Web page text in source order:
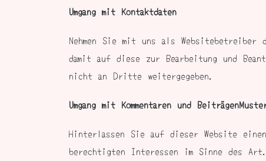
Umgang mit Kontaktdaten
Nehmen Sie mit uns als Websitebetreiber
damit auf diese zur Bearbeitung und
nicht an Dritte weitergegeben.
Umgang mit Kommentaren und
Hinterlassen Sie auf dieser Website
berechtigten Interessen im Sinne des